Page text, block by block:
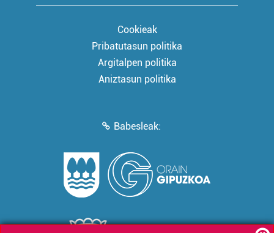
Cookieak
Pribatutasun politika
Argitalpen politika
Aniztasun politika
Babesleak: